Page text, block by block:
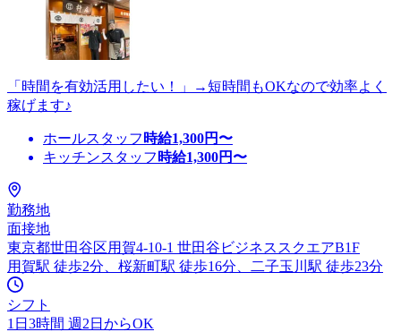
「時間を有効活用したい！」→短時間もOKなので効率よく
稼げます♪
ホールスタッフ 時給1,300円〜
キッチンスタッフ 時給1,300円〜
勤務地
面接地
東京都世田谷区用賀4-10-1 世田谷ビジネススクエアB1F
用賀駅 徒歩2分、桜新町駅 徒歩16分、二子玉川駅 徒歩23分
シフト
1日3時間 週2日からOK